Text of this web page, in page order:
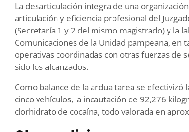
La desarticulación integra de una
articulación y eficiencia profesional del
(Secretaría 1 y 2 del mismo magistrado) y la
Comunicaciones de la Unidad pampeana, en
operativas coordinadas con otras fuerzas de
sido los alcanzados.
Como balance de la ardua tarea se
cinco vehículos, la incautación de 92,276
clorhidrato de cocaína, todo valorada en